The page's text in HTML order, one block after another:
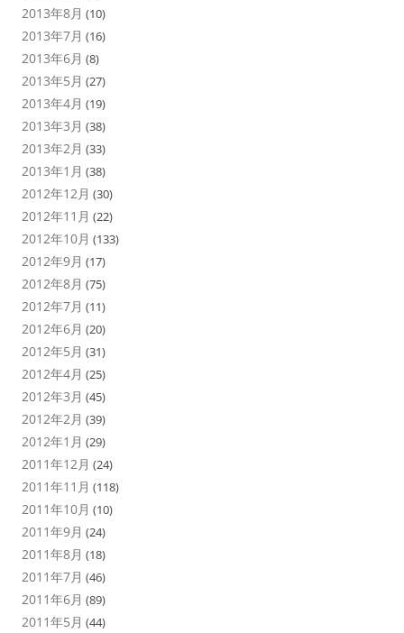
2013年8月 (10)
2013年7月 (16)
2013年6月 (8)
2013年5月 (27)
2013年4月 (19)
2013年3月 (38)
2013年2月 (33)
2013年1月 (38)
2012年12月 (30)
2012年11月 (22)
2012年10月 (133)
2012年9月 (17)
2012年8月 (75)
2012年7月 (11)
2012年6月 (20)
2012年5月 (31)
2012年4月 (25)
2012年3月 (45)
2012年2月 (39)
2012年1月 (29)
2011年12月 (24)
2011年11月 (118)
2011年10月 (10)
2011年9月 (24)
2011年8月 (18)
2011年7月 (46)
2011年6月 (89)
2011年5月 (44)